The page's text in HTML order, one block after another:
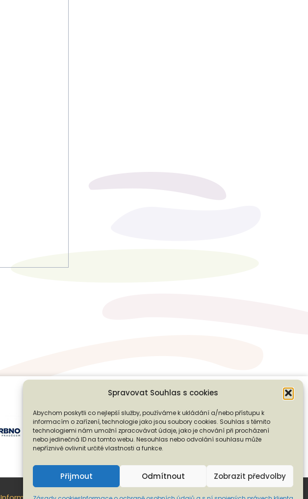
Spravovat Souhlas s cookies
Abychom poskytli co nejlepší služby, používáme k ukládání a/nebo přístupu k
informacím o zařízení, technologie jako jsou soubory cookies. Souhlas s těmito
technologiemi nám umožní zpracovávat údaje, jako je chování při procházení
nebo jedinečná ID na tomto webu. Nesouhlas nebo odvolání souhlasu může
nepříznivě ovlivnit určité vlastnosti a funkce.
Přijmout Odmítnout Zobrazit předvolby
PODPOŘTE NÁS